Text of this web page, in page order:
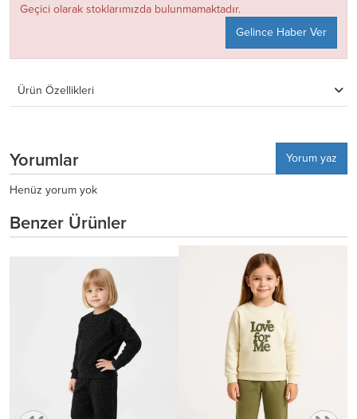
Geçici olarak stoklarımızda bulunmamaktadır.
Gelince Haber Ver
Ürün Özellikleri
Yorumlar
Yorum yaz
Henüz yorum yok
Benzer Ürünler